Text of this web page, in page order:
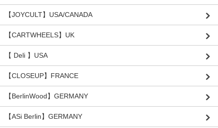
【JOYCULT】USA/CANADA
【CARTWHEELS】UK
【 Deli 】USA
【CLOSEUP】FRANCE
【BerlinWood】GERMANY
【ASi Berlin】GERMANY